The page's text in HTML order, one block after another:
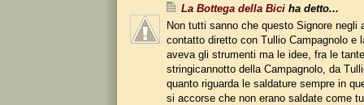
La Bottega della Bici ha detto...
Non tutti sanno che questo Signore negli
contatto diretto con Tullio Campagnolo e
aveva gli strumenti ma le idee, fra le
stringicannotto della Campagnolo, da
quanto riguarda le saldature sempre in
si accorse che non erano saldate come